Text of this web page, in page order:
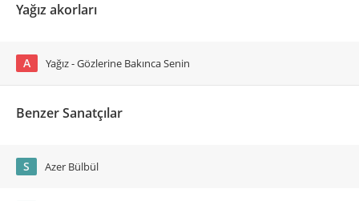
Yağız akorları
A Yağız - Gözlerine Bakınca Senin
Benzer Sanatçılar
S Azer Bülbül